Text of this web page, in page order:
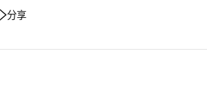
分享